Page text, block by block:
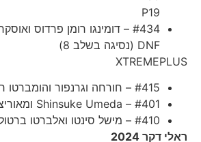
P19
#434 – דומינגו רומן פרדוס
DNF (נסיגה בשלב 8)
XTREMEPLUS
#415 – חורחה וגרנפור והומברטו ריביירו – P14
#401 – Shinsuke Umeda ומאוריציו דומינלה – P20
#410 – מישל סינטו ואלברטו ברטולדי – P2 (ניסיון)
ראלי דקר 2024